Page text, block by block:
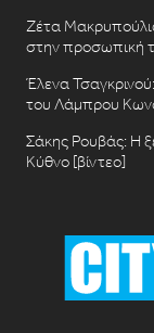
Ζέτα
στην προσωπική
Έλενα
του Λάμπρου
Σάκης Ρουβάς: Η
Κύθνο [βίντεο]